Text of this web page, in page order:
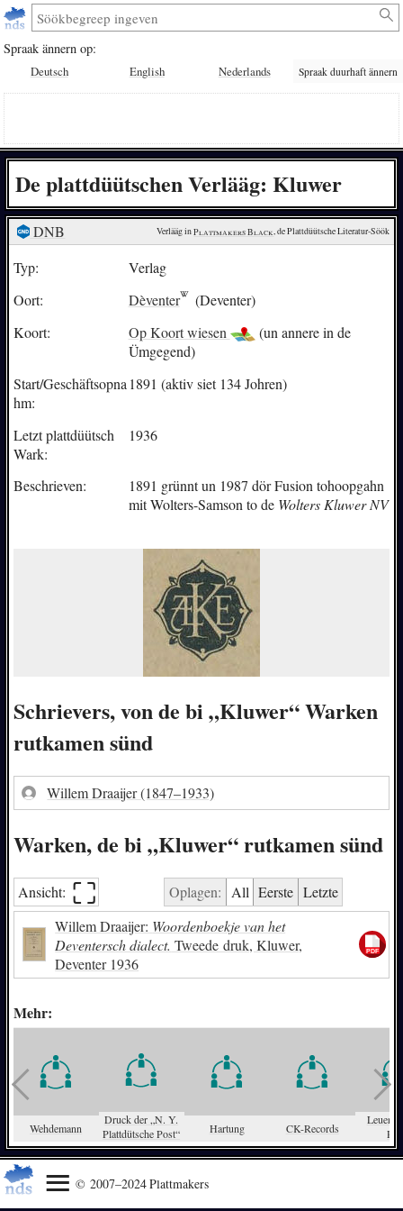
Spraak ännern op:
Deutsch English Nederlands Spraak duurhaft ännern
De plattdüütschen Verlääg: Kluwer
DNB Verlääg in Plattmakers Black, de Plattdüütsche Literatur-Söök
Typ:
Verlag
Oort:
Dèventer
(Deventer)
Koort:
Op Koort wiesen
(un annere in de
Ümgegend)
Start/Geschäftsopna
hm:
1891 (aktiv siet 134 Johren)
Letzt plattdüütsch
Wark:
1936
Beschrieven:
1891 grünnt un 1987 dör Fusion tohoopgahn
mit Wolters-Samson to de Wolters Kluwer NV
Schrievers, von de bi „Kluwer“ Warken
rutkamen sünd
Willem Draaijer(1847–1933)
Warken, de bi „Kluwer“ rutkamen sünd
Ansicht: ⛶︎ Oplagen: All Eerste Letzte
Willem Draaijer: Woordenboekje van het
Deventersch dialect. Tweede druk, Kluwer,
Deventer 1936
Mehr:
Wehdemann
Druck der „N. Y.
Plattdütsche Post“
Hartung CK-Records
© 2007–2024 Plattmakers